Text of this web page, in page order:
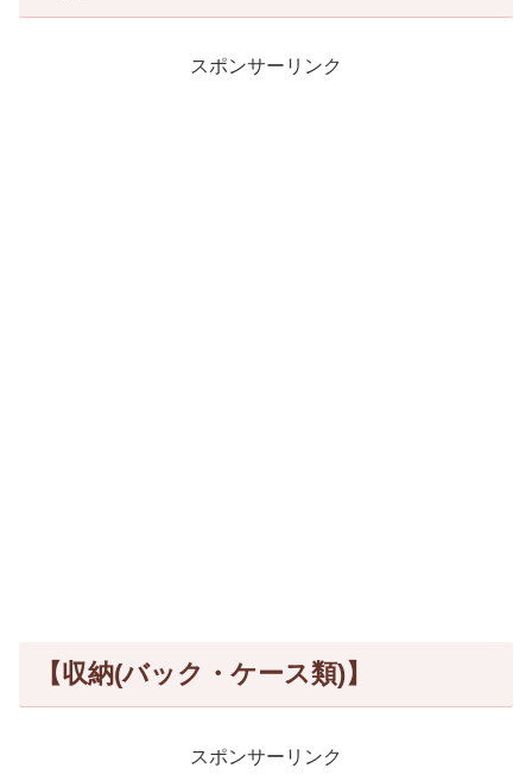
スポンサーリンク
【収納(バック・ケース類)】
スポンサーリンク